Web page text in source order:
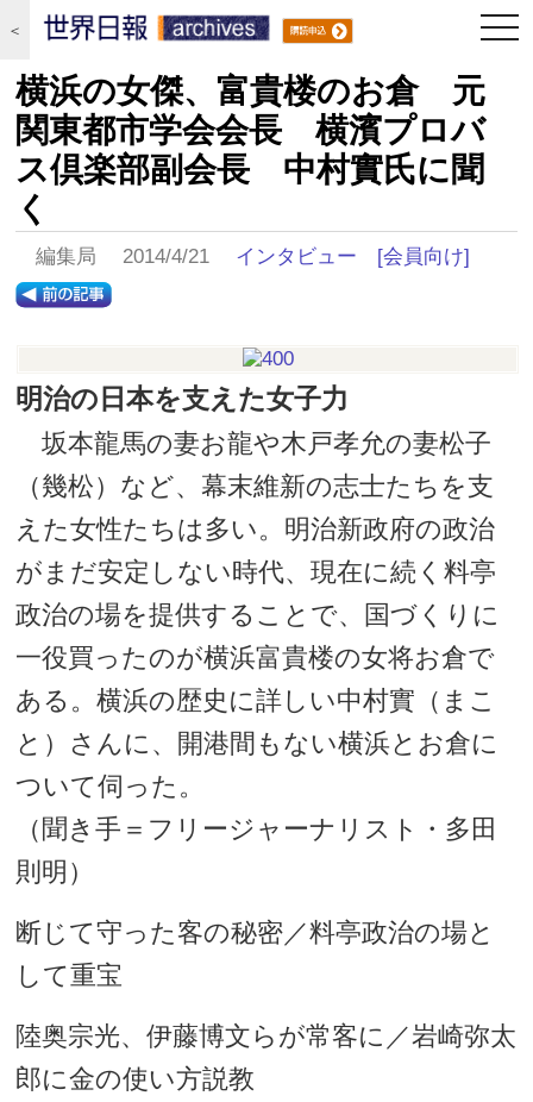
＜
横浜の女傑、富貴楼のお倉 元
関東都市学会会長 横濱プロバ
ス倶楽部副会長 中村實氏に聞
く
編集局 2014/4/21 インタビュー [会員向け]
明治の日本を支えた女子力
坂本龍馬の妻お龍や木戸孝允の妻松子
（幾松）など、幕末維新の志士たちを支
えた女性たちは多い。明治新政府の政治
がまだ安定しない時代、現在に続く料亭
政治の場を提供することで、国づくりに
一役買ったのが横浜富貴楼の女将お倉で
ある。横浜の歴史に詳しい中村實（まこ
と）さんに、開港間もない横浜とお倉に
ついて伺った。
（聞き手＝フリージャーナリスト・多田
則明）
断じて守った客の秘密／料亭政治の場と
して重宝
陸奥宗光、伊藤博文らが常客に／岩崎弥太
郎に金の使い方説教